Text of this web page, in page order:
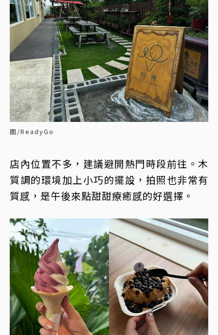
圖/ReadyGo
店內位置不多，建議避開熱門時段前往。木
質調的環境加上小巧的擺設，拍照也非常有
質感，是午後來點甜甜療癒感的好選擇。